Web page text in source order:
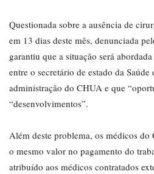
Questionada sobre a ausência de
em 13 dias deste mês, denunciada
garantiu que a situação será
entre o secretário de estado da
administração do CHUA e que
“desenvolvimentos”.
Além deste problema, os médicos
o mesmo valor no pagamento do
atribuído aos médicos contratados